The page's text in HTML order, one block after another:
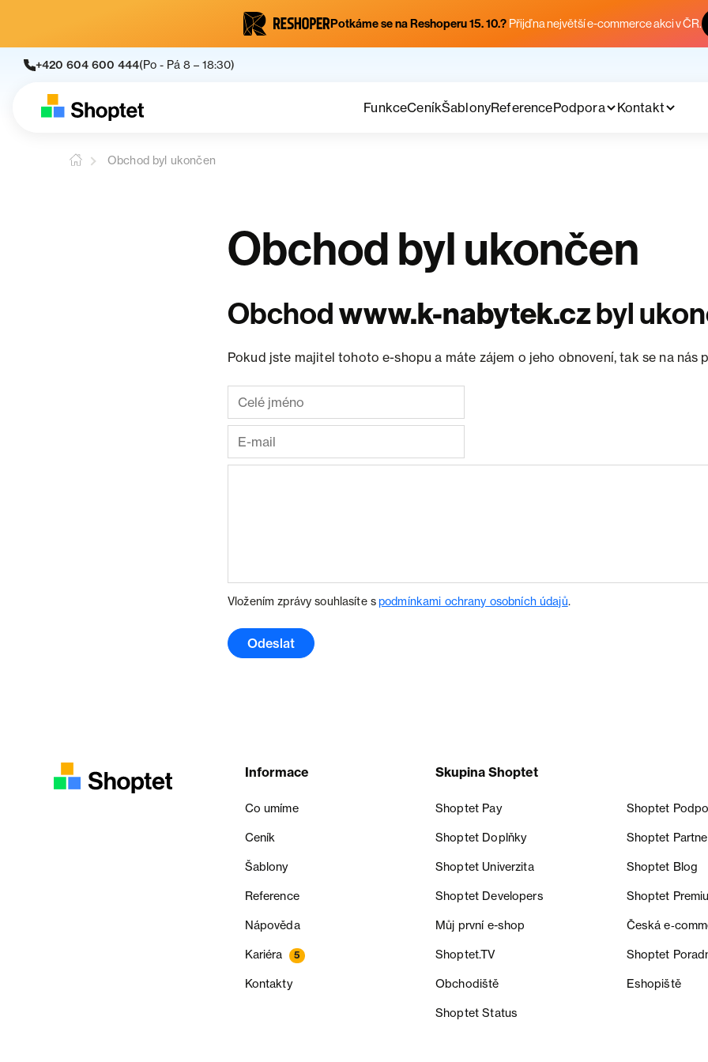
Potkáme se na Reshoperu 15. 10.? Přijď na největší e-commerce akci v ČR.
+420 604 600 444(Po - Pá 8 – 18:30)
FunkceCeníkŠablonyReferencePodpora Kontakt
Obchod byl ukončen
Obchod byl ukončen
Obchodwww.k-nabytek.czbyl
Pokud jste majitel tohoto e-shopu a máte zájem o jeho obnovení, tak se na nás
Vložením zprávy souhlasíte spodmínkami ochrany osobních údajů.
Odeslat
Informace
Co umíme
Ceník
Šablony
Reference
Nápověda
Kariéra 5
Kontakty
Skupina Shoptet
Shoptet Pay Shoptet
Shoptet Doplňky Shoptet
Shoptet Univerzita Shoptet Blog
Shoptet Developers Shoptet
Můj první e-shop Česká
Shoptet.TV Shoptet
Obchodiště Eshopiště
Shoptet Status